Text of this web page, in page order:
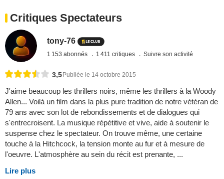
Critiques Spectateurs
tony-76
1 153 abonnés 1 411 critiques Suivre son activité
3,5Publiée le 14 octobre 2015
J'aime beaucoup les thrillers noirs, même les thrillers à la Woody
Allen... Voilà un film dans la plus pure tradition de notre vétéran de
79 ans avec son lot de rebondissements et de dialogues qui
s'entrecroisent. La musique répétitive et vive, aide à soutenir le
suspense chez le spectateur. On trouve même, une certaine
touche à la Hitchcock, la tension monte au fur et à mesure de
l'oeuvre. L'atmosphère au sein du récit est prenante, ...
Lire plus